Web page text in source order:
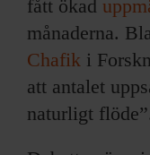
fått ökad
månaderna.
Chafik i
att antalet
naturligt